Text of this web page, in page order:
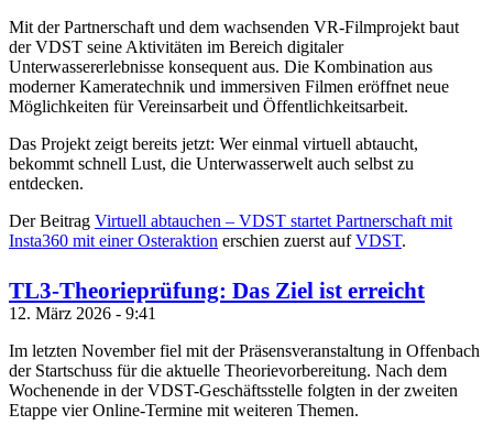
Mit der Partnerschaft und dem wachsenden VR-Filmprojekt baut
der VDST seine Aktivitäten im Bereich digitaler
Unterwassererlebnisse konsequent aus. Die Kombination aus
moderner Kameratechnik und immersiven Filmen eröffnet neue
Möglichkeiten für Vereinsarbeit und Öffentlichkeitsarbeit.
Das Projekt zeigt bereits jetzt: Wer einmal virtuell abtaucht,
bekommt schnell Lust, die Unterwasserwelt auch selbst zu
entdecken.
Der Beitrag Virtuell abtauchen – VDST startet Partnerschaft mit
Insta360 mit einer Osteraktion erschien zuerst aufVDST.
TL3-Theorieprüfung: Das Ziel ist erreicht
12. März 2026 - 9:41
Im letzten November fiel mit der Präsensveranstaltung in Offenbach
der Startschuss für die aktuelle Theorievorbereitung. Nach dem
Wochenende in der VDST-Geschäftsstelle folgten in der zweiten
Etappe vier Online-Termine mit weiteren Themen.